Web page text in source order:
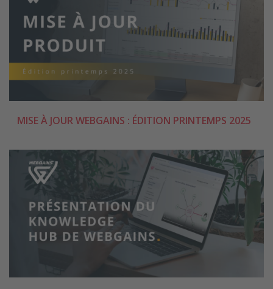
MISE À JOUR WEBGAINS : ÉDITION PRINTEMPS 2025